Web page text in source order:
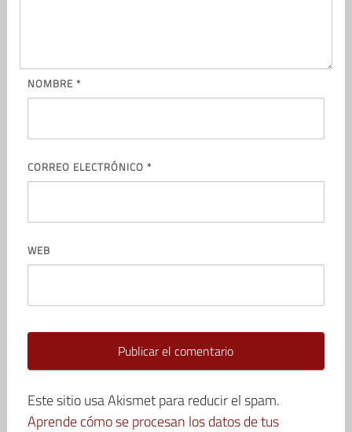
NOMBRE *
CORREO ELECTRÓNICO *
WEB
Este sitio usa Akismet para reducir el spam.
Aprende cómo se procesan los datos de tus